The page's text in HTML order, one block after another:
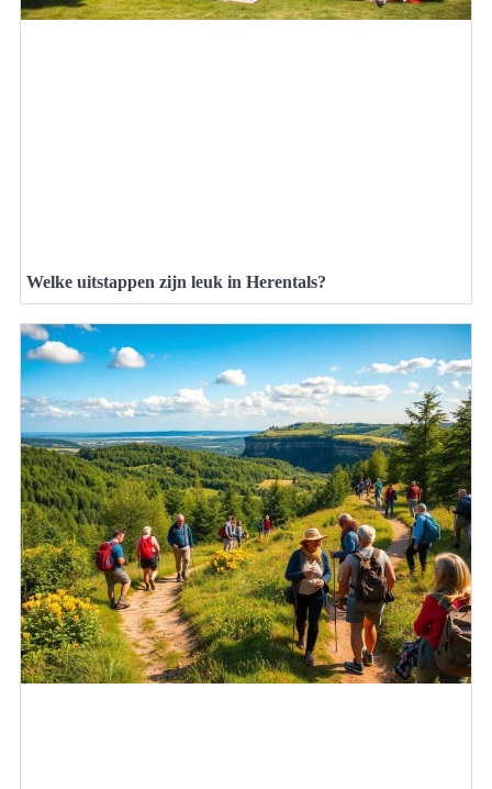
Welke uitstappen zijn leuk in Herentals?